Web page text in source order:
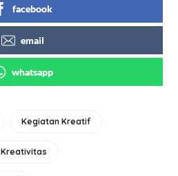
facebook
email
whatsapp
Kegiatan Kreatif
Kreativitas